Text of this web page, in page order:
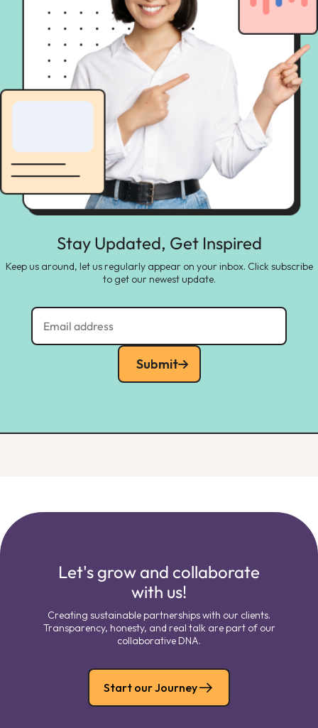
Stay Updated, Get Inspired
Keep us around, let us regularly appear on your inbox. Click subscribe
to get our newest update.
Submit
Let's grow and collaborate
with us!
Creating sustainable partnerships with our clients.
Transparency, honesty, and real talk are part of our
collaborative DNA.
Start our Journey